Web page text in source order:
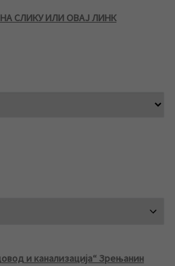
СЛИКУ ИЛИ ОВАЈ ЛИНК
и канализација“ Зрењанин